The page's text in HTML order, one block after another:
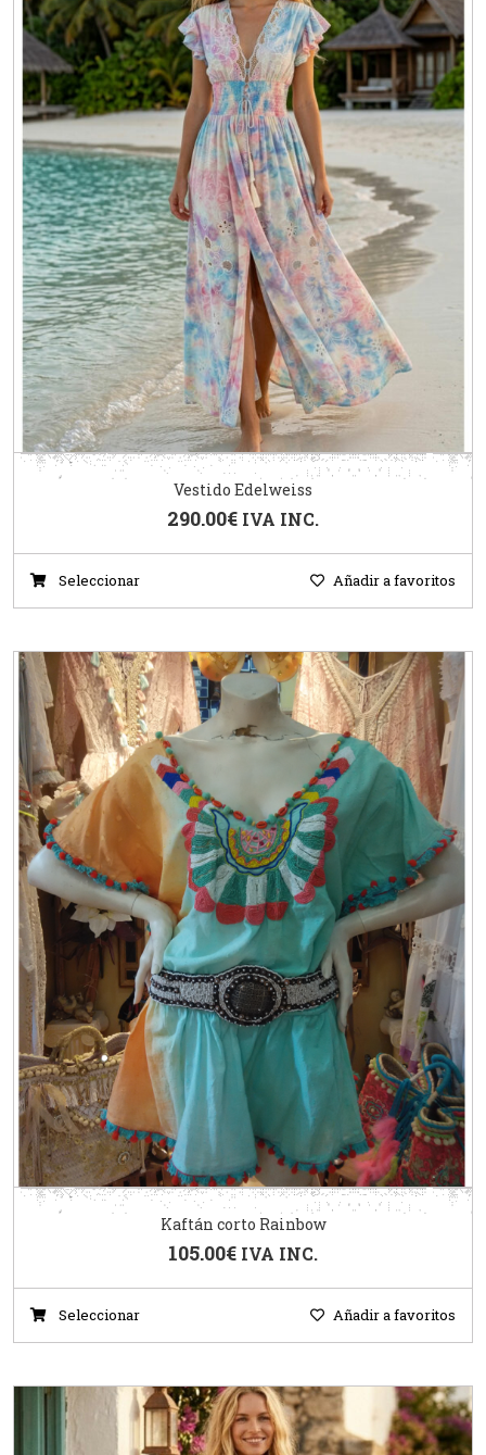
Vestido Edelweiss
290.00€ IVA INC.
Seleccionar Añadir a favoritos
Kaftán corto Rainbow
105.00€ IVA INC.
Seleccionar Añadir a favoritos